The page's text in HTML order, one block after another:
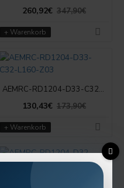
260,92€ 347,90€
+ Warenkorb
AEMRC-RD1204-D33-C32-L160-Z03
130,43€ 173,90€
+ Warenkorb